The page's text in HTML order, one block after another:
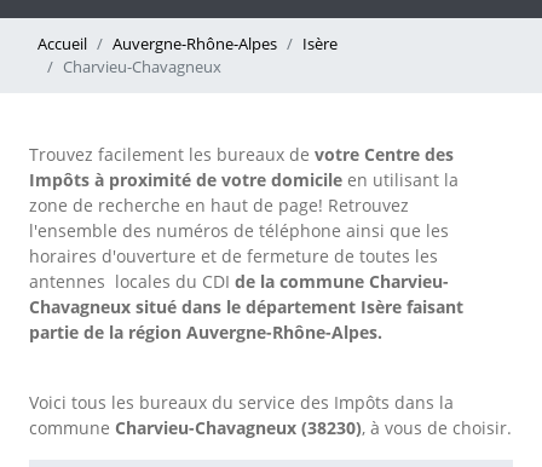
Accueil Auvergne-Rhône-Alpes
Isère
Charvieu-Chavagneux
Trouvez facilement les bureaux de votre Centre des
Impôts à proximité de votre domicile en utilisant la
zone de recherche en haut de page! Retrouvez
l'ensemble des numéros de téléphone ainsi que les
horaires d'ouverture et de fermeture de toutes les
antennes locales du CDI de la commune Charvieu-
Chavagneux situé dans le département Isère faisant
partie de la région Auvergne-Rhône-Alpes.
Voici tous les bureaux du service des Impôts dans la
commune Charvieu-Chavagneux (38230), à vous de choisir.